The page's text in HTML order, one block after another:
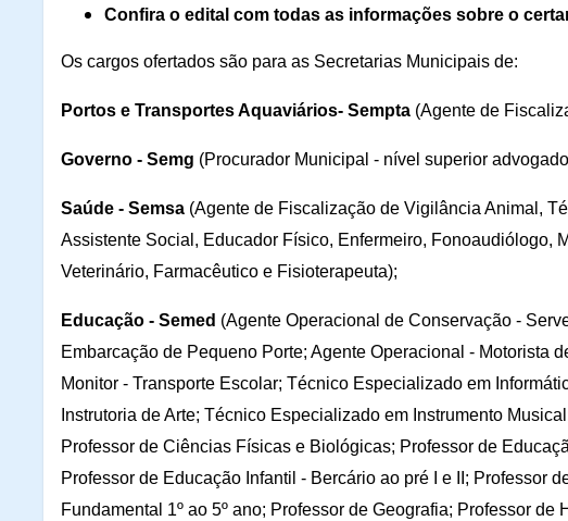
Confira o edital com todas as informações sobre o
Os cargos ofertados são para as Secretarias Municipais de:
Portos e Transportes Aquaviários- Sempta (Agente de
Governo - Semg (Procurador Municipal - nível superior
Saúde - Semsa (Agente de Fiscalização de Vigilância Animal,
Assistente Social, Educador Físico, Enfermeiro, Fonoaudiólogo,
Veterinário, Farmacêutico e Fisioterapeuta);
Educação - Semed (Agente Operacional de Conservação -
Embarcação de Pequeno Porte; Agente Operacional - Motorista
Monitor - Transporte Escolar; Técnico Especializado em
Instrutoria de Arte; Técnico Especializado em Instrumento
Professor de Ciências Físicas e Biológicas; Professor de
Professor de Educação Infantil - Bercário ao pré I e II; Professor
Fundamental 1º ao 5º ano; Professor de Geografia; Professor